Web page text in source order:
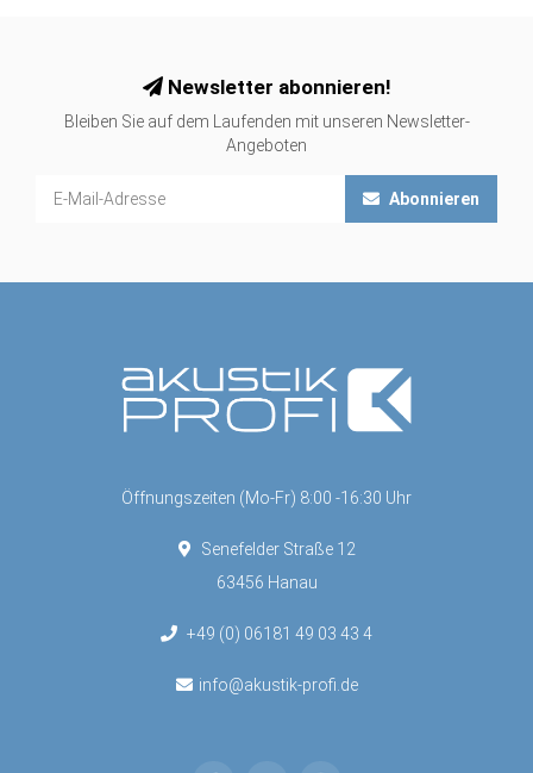
Newsletter abonnieren!
Bleiben Sie auf dem Laufenden mit unseren Newsletter-
Angeboten
Abonnieren
Öffnungszeiten (Mo-Fr) 8:00 -16:30 Uhr
Senefelder Straße 12
63456 Hanau
+49 (0) 06181 49 03 43 4
info@akustik-profi.de